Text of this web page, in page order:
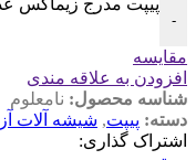
-
پیپت مدرج زیماکس
مقایسه
افزودن به علاقه مندی
شناسه محصول: نامعلوم
دسته: پیپت, شیشه آلات
اشتراک گذاری: